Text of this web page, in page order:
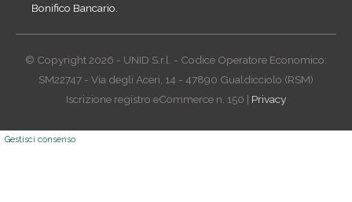
Bonifico Bancario.
© Copyright 2026 - UNID S.r.l. - Codice Operatore Economico:
SM22747 - Via degli Aceri, 14 - 47890 Gualdicciolo (RSM)
Iscrizione registro eCommerce n. 150 | Privacy
Gestisci consenso